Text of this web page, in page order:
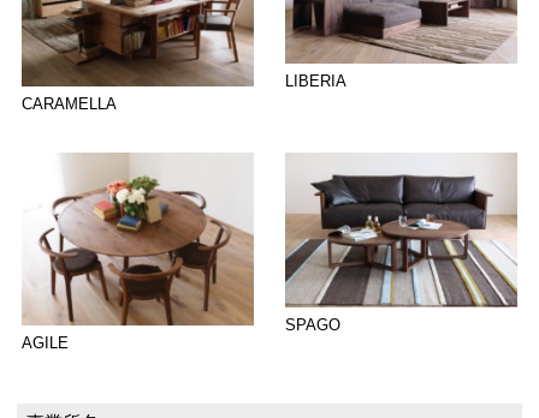
CARAMELLA
LIBERIA
AGILE
SPAGO